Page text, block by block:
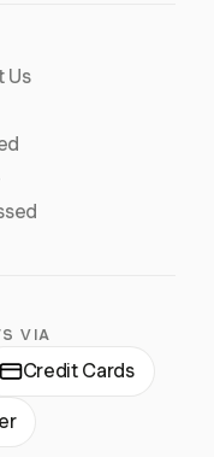
Us
VIA
Credit Cards